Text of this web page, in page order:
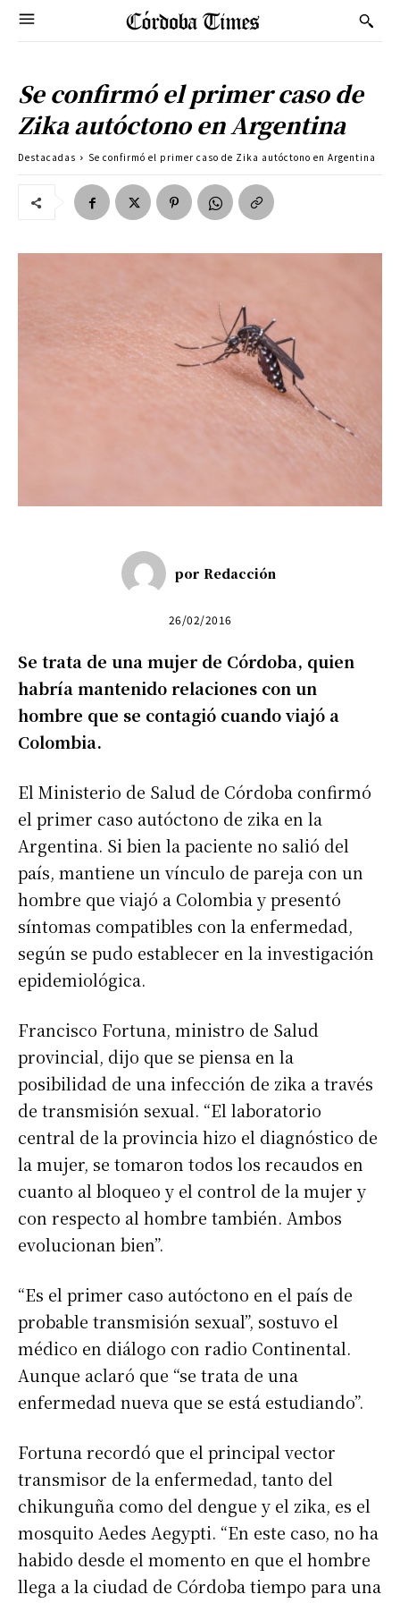
Se confirmó el primer caso de
Zika autóctono en Argentina
Destacadas Se confirmó el primer caso de Zika autóctono en Argentina
por Redacción
26/02/2016
Se trata de una mujer de Córdoba, quien
habría mantenido relaciones con un
hombre que se contagió cuando viajó a
Colombia.
El Ministerio de Salud de Córdoba confirmó
el primer caso autóctono de zika en la
Argentina. Si bien la paciente no salió del
país, mantiene un vínculo de pareja con un
hombre que viajó a Colombia y presentó
síntomas compatibles con la enfermedad,
según se pudo establecer en la investigación
epidemiológica.
Francisco Fortuna, ministro de Salud
provincial, dijo que se piensa en la
posibilidad de una infección de zika a través
de transmisión sexual. “El laboratorio
central de la provincia hizo el diagnóstico de
la mujer, se tomaron todos los recaudos en
cuanto al bloqueo y el control de la mujer y
con respecto al hombre también. Ambos
evolucionan bien”.
“Es el primer caso autóctono en el país de
probable transmisión sexual”, sostuvo el
médico en diálogo con radio Continental.
Aunque aclaró que “se trata de una
enfermedad nueva que se está estudiando”.
Fortuna recordó que el principal vector
transmisor de la enfermedad, tanto del
chikunguña como del dengue y el zika, es el
mosquito Aedes Aegypti. “En este caso, no ha
habido desde el momento en que el hombre
llega a la ciudad de Córdoba tiempo para una